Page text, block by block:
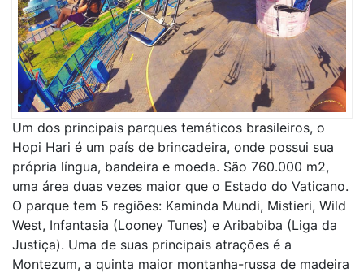
Um dos principais parques temáticos brasileiros, o
Hopi Hari é um país de brincadeira, onde possui sua
própria língua, bandeira e moeda. São 760.000 m2,
uma área duas vezes maior que o Estado do Vaticano.
O parque tem 5 regiões: Kaminda Mundi, Mistieri, Wild
West, Infantasia (Looney Tunes) e Aribabiba (Liga da
Justiça). Uma de suas principais atrações é a
Montezum, a quinta maior montanha-russa de madeira